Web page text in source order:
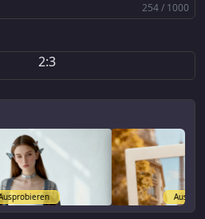
254 / 1000
2:3
Ausprobieren